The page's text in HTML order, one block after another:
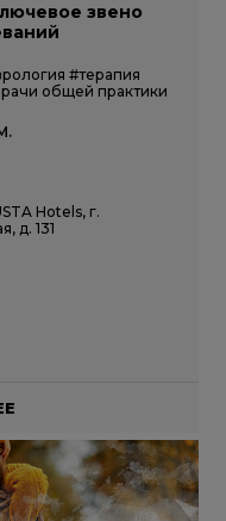
звено
#терапия
общей практики
Hotels, г.
д. 131